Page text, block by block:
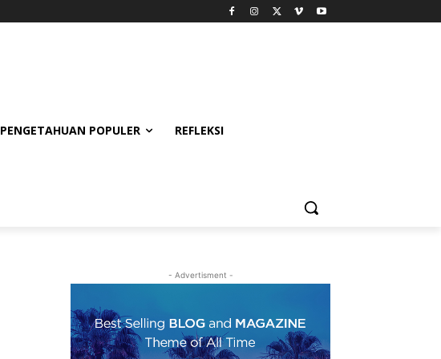
PENGETAHUAN POPULER REFLEKSI
- Advertisment -